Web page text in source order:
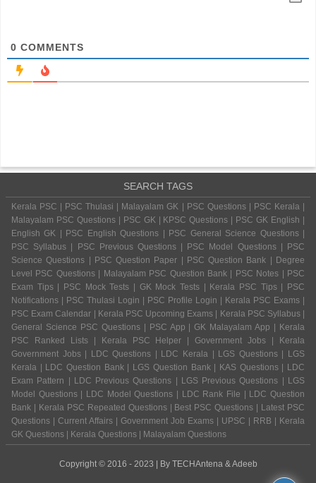
0 COMMENTS
SEARCH TAGS
Kerala PSC | PSC Thulasi | Malayalam GK | PSC Questions | PSC Kerala |
Malayalam PSC Questions | PSC GK | KPSC Questions | PSC GK English |
English GK | PSC English Questions | PSC General Science Questions |
PSC Syllabus | PSC Previous Questions | PSC Model Questions | PSC
Science Questions | PSC Question Paper | PSC Question Bank | Degree
Level PSC Questions | Malayalam PSC Question Bank | PSC Notes | PSC
Exam Tips | PSC Mock Tests | GK Mock Tests | Kerala PSC Tips | PSC
Notifications | PSC Thulasi Login | PSC Profile Login | Kerala PSC Exams |
PSC Exam Calendar | Kerala PSC Upcoming Exams | Kerala PSC Syllabus |
General Science PSC Questions | PSC App | GK Malayalam App | Kerala
PSC Ranked Lists | Kerala PSC Helper | Government Jobs | Kerala
Government Jobs | LDC Questions | LDC Kerala | LGS Questions | LGS
Kerala | LDC Question Bank | LGS Question Bank | KAS Questions | LDC
Exam Pattern | LDC Previous Questions | LGS Previous Questions | LGS
Model Questions | LDC Model Questions | LDC Rank File | LDC Question
Bank | Kerala PSC Repeated Questions | Best PSC Questions | Latest PSC
Questions | Current Affairs | Government Job Exams | UPSC | RRB | Kerala
GK Questions | Kerala Questions | Malayalam Questions
Copyright © 2016 - 2023 | By TECHAntena & Adeeb